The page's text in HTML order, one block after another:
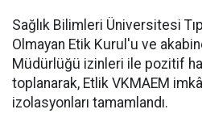
Sağlık Bilimleri Üniversitesi
Olmayan Etik Kurul'u ve
Müdürlüğü izinleri ile pozitif
toplanarak, Etlik VKMAEM
izolasyonları tamamlandı.